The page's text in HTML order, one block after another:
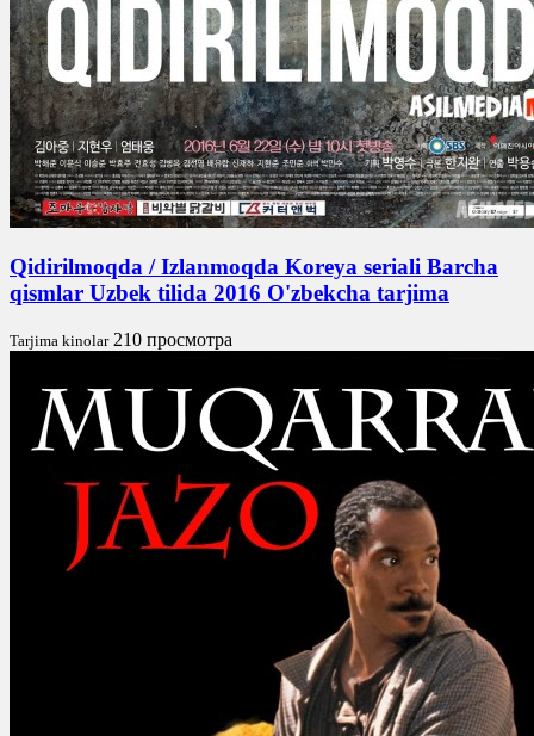
Qidirilmoqda / Izlanmoqda Koreya seriali Barcha
qismlar Uzbek tilida 2016 O'zbekcha tarjima
Tarjima kinolar 210 просмотра